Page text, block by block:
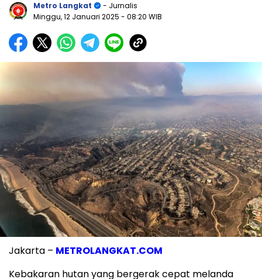
Metro Langkat
- Jurnalis
Minggu, 12 Januari 2025 - 08:20 WIB
Jakarta – METROLANGKAT.COM
Kebakaran hutan yang bergerak cepat melanda